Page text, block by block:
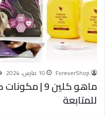
ForeverShop 10 مارس، 2024
للمتابعة